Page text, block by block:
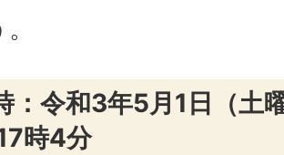
：令和3年5月1日（土
時4分